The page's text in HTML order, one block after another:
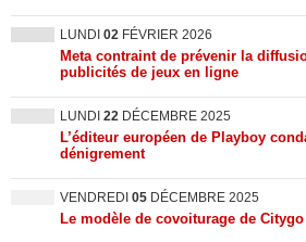
LUNDI 02 FÉVRIER 2026
Meta contraint de prévenir la
publicités de jeux en ligne
LUNDI 22 DÉCEMBRE 2025
L’éditeur européen de Playboy
dénigrement
VENDREDI 05 DÉCEMBRE 2025
Le modèle de covoiturage de